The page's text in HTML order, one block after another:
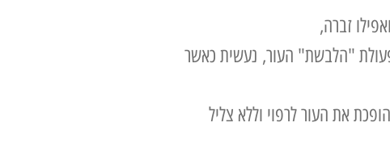
זברה,
"הלבשת" העור, נעשית כאשר
את העור לרפוי וללא צליל